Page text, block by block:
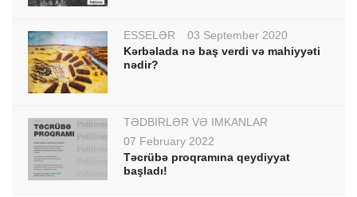
ESSELƏR
03 September 2020
Kərbəlada nə baş verdi və mahiyyəti
nədir?
TƏDBİRLƏR VƏ İMKANLAR
07 February 2022
Təcrübə proqramına qeydiyyat
başladı!